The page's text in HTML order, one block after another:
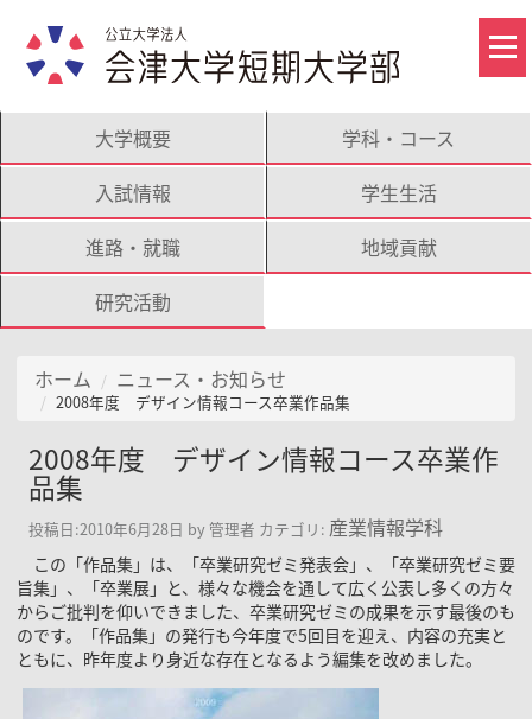
大学概要
学科・コース
入試情報
学生生活
進路・就職
地域貢献
研究活動
ホーム ニュース・お知らせ
2008年度 デザイン情報コース卒業作品集
2008年度 デザイン情報コース卒業作
品集
投稿日:2010年6月28日 by 管理者 カテゴリ: 産業情報学科
この「作品集」は、「卒業研究ゼミ発表会」、「卒業研究ゼミ要
旨集」、「卒業展」と、様々な機会を通して広く公表し多くの方々
からご批判を仰いできました、卒業研究ゼミの成果を示す最後のも
のです。「作品集」の発行も今年度で5回目を迎え、内容の充実と
ともに、昨年度より身近な存在となるよう編集を改めました。